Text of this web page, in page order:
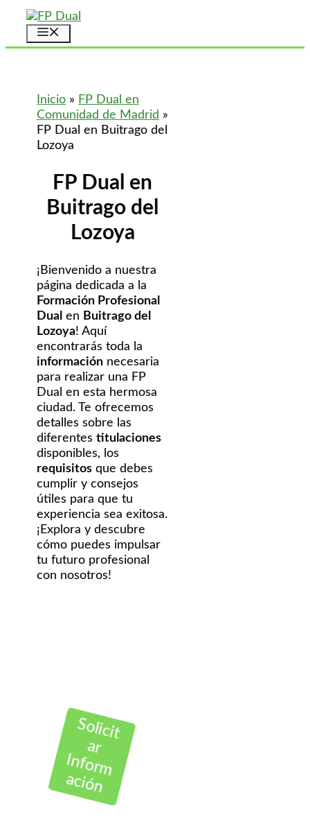
Saltar
contenido
Inicio » FP Dual en
Comunidad de Madrid »
FP Dual en Buitrago del
Lozoya
FP Dual en
Buitrago del
Lozoya
¡Bienvenido a nuestra
página dedicada a la
Formación Profesional
Dual en Buitrago del
Lozoya! Aquí
encontrarás toda la
información necesaria
para realizar una FP
Dual en esta hermosa
ciudad. Te ofrecemos
detalles sobre las
diferentes titulaciones
disponibles, los
requisitos que debes
cumplir y consejos
útiles para que tu
experiencia sea exitosa.
¡Explora y descubre
cómo puedes impulsar
tu futuro profesional
con nosotros!
Solicit
ar
Inform
ación